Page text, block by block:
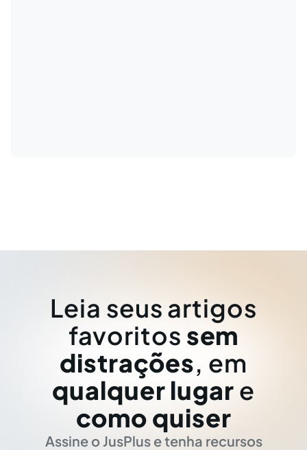
Leia seus artigos
favoritos sem
distrações, em
qualquer lugar e
como quiser
Assine o JusPlus e tenha recursos